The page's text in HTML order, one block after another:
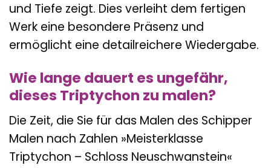
und Tiefe zeigt. Dies verleiht dem fertigen
Werk eine besondere Präsenz und
ermöglicht eine detailreichere Wiedergabe.
Wie lange dauert es ungefähr,
dieses Triptychon zu malen?
Die Zeit, die Sie für das Malen des Schipper
Malen nach Zahlen »Meisterklasse
Triptychon – Schloss Neuschwanstein«